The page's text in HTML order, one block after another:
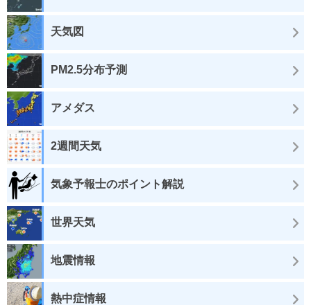
天気図
PM2.5分布予測
アメダス
2週間天気
気象予報士のポイント解説
世界天気
地震情報
熱中症情報